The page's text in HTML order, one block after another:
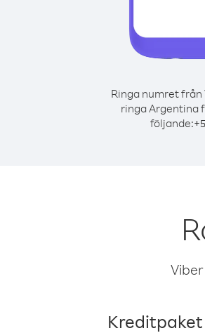
Ringa numret
ringa Argentina
följande:+
Kreditpaket